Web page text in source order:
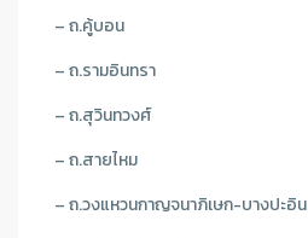
– ถ.คู้บอน
– ถ.รามอินทรา
– ถ.สุวินทวงศ์
– ถ.สายไหม
– ถ.วงแหวนกาญจนาภิเษก-บางปะอิน